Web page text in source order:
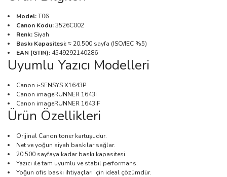
Model:T06
Canon Kodu:3526C002
Renk:Siyah
Baskı Kapasitesi:≈ 20.500 sayfa (ISO/IEC %5)
EAN (GTIN): 4549292140286
Uyumlu Yazıcı Modelleri
Canon i-SENSYS X1643P
Canon imageRUNNER 1643i
Canon imageRUNNER 1643iF
Ürün Özellikleri
Orijinal Canon toner kartuşudur.
Net ve yoğun siyah baskılar sağlar.
20.500 sayfaya kadar baskı kapasitesi.
Yazıcı ile tam uyumlu ve stabil performans.
Yoğun ofis baskı ihtiyaçları için ideal çözümdür.